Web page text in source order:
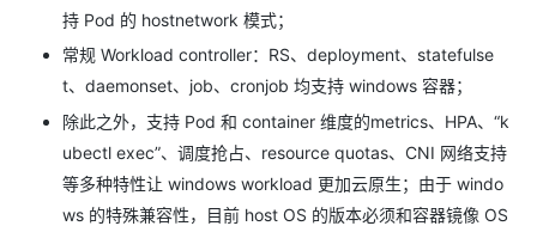
持 Pod 的 hostnetwork 模式；
常规 Workload controller：RS、deployment、statefulse
t、daemonset、job、cronjob 均支持 windows 容器；
除此之外，支持 Pod 和 container 维度的metrics、HPA、“k
ubectl exec”、调度抢占、resource quotas、CNI 网络支持
等多种特性让 windows workload 更加云原生；由于 windo
ws 的特殊兼容性，目前 host OS 的版本必须和容器镜像 OS